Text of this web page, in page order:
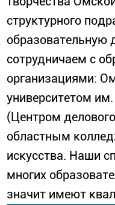
структурного
образовательную
сотрудничаем с
организациями:
университетом
(Центром
областным
искусства. Наши
многих
значит имеют